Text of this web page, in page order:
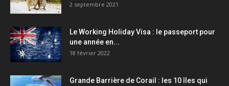
2 septembre 2021
Le Working Holiday Visa : le passeport pour
une année en...
18 février 2022
Grande Barrière de Corail : les 10 îles qui